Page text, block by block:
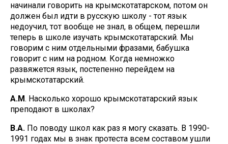
начинали говорить на крымскотатарском, потом он
должен был идти в русскую школу - тот язык
недоучил, тот вообще не знал, в общем, перешли
теперь в школе изучать крымскотатарский. Мы
говорим с ним отдельными фразами, бабушка
говорит с ним на родном. Когда немножко
развяжется язык, постепенно перейдем на
крымскотатарский.
А.М. Насколько хорошо крымскотатарский язык
преподают в школах?
В.А. По поводу школ как раз я могу сказать. В 1990-
1991 годах мы в знак протеста всем составом ушли